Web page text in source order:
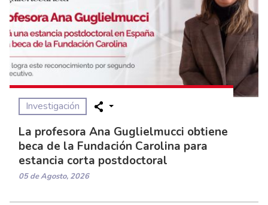
Investigación
La profesora Ana Guglielmucci obtiene
beca de la Fundación Carolina para
estancia corta postdoctoral
05 de Agosto, 2026